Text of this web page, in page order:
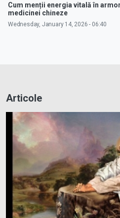
Cum menții energia vitală în
medicinei chineze
Wednesday, January 14, 2026 - 06:40
Articole